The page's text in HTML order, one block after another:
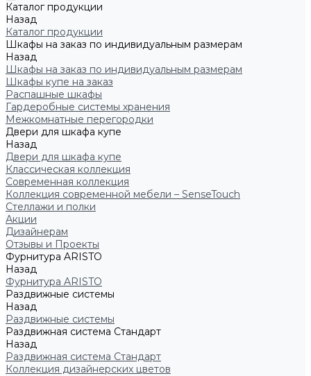
Каталог продукции
Назад
Каталог продукции
Шкафы на заказ по индивидуальным размерам
Назад
Шкафы на заказ по индивидуальным размерам
Шкафы купе на заказ
Распашные шкафы
Гардеробные системы хранения
Межкомнатные перегородки
Двери для шкафа купе
Назад
Двери для шкафа купе
Классическая коллекция
Современная коллекция
Коллекция современной мебели – SenseTouch
Стеллажи и полки
Акции
Дизайнерам
Отзывы и Проекты
Фурнитура ARISTO
Назад
Фурнитура ARISTO
Раздвижные системы
Назад
Раздвижные системы
Раздвижная система Стандарт
Назад
Раздвижная система Стандарт
Коллекция дизайнерских цветов